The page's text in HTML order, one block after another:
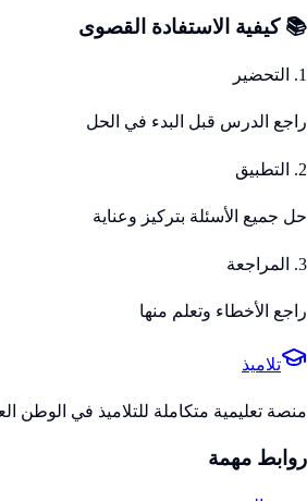
📚 كيفية الاستفادة القصوى
1. التحضير
راجع الدرس قبل البدء في الحل
2. التطبيق
حل جميع الأسئلة بتركيز وعناية
3. المراجعة
راجع الأخطاء وتعلم منها
تلاميذ
منصة تعليمية متكاملة للتلاميذ في الوطن
روابط مهمة